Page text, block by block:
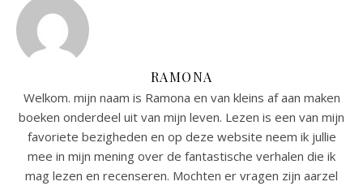
RAMONA
Welkom. mijn naam is Ramona en van kleins af aan maken
boeken onderdeel uit van mijn leven. Lezen is een van mijn
favoriete bezigheden en op deze website neem ik jullie
mee in mijn mening over de fantastische verhalen die ik
mag lezen en recenseren. Mochten er vragen zijn aarzel